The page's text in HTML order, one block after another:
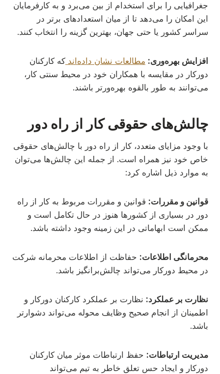
جغرافیایی را برای استخدام از بین می‌برد و به کارفرمایان
این امکان را می‌دهد تا از میان استعدادهای برتر در
سراسر کشور یا حتی جهان، بهترین گزینه را انتخاب کنند.
افزایش بهره‌وری: مطالعات نشان داده‌اند که کارکنان
دورکار در مقایسه با همکاران خود در محیط سنتی کار،
می‌توانند به طور بالقوه بهره‌ورتر باشند.
چالش‌های حقوقی کار از راه دور
با وجود مزایای متعدد، کار از راه دور با چالش‌های حقوقی
خاص خود نیز همراه است. از جمله این چالش‌ها می‌توان
به موارد ذیل اشاره کرد:
قوانین و مقررات: قوانین و مقررات مربوط به کار از راه
دور در بسیاری از کشورها هنوز در حال تکامل است و
ممکن است ابهاماتی در این زمینه وجود داشته باشد.
محرمانگی اطلاعات: حفاظت از اطلاعات محرمانه شرکت
در محیط دورکار می‌تواند چالش‌برانگیز باشد.
نظارت بر عملکرد: نظارت بر عملکرد کارکنان دورکار و
اطمینان از انجام صحیح وظایف محوله می‌تواند دشوارتر
باشد.
مدیریت ارتباطات: حفظ ارتباطات موثر میان کارکنان
دورکار و ایجاد حس تعلق خاطر به تیم می‌تواند